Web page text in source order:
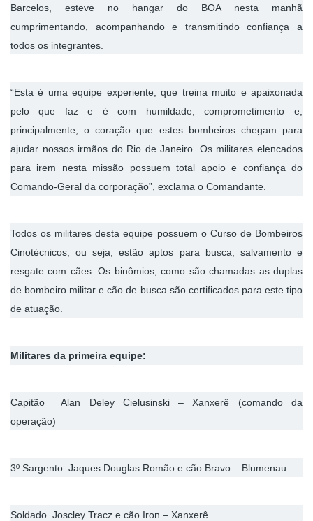
Barcelos, esteve no hangar do BOA nesta manhã
cumprimentando, acompanhando e transmitindo confiança a
todos os integrantes.
“Esta é uma equipe experiente, que treina muito e apaixonada
pelo que faz e é com humildade, comprometimento e,
principalmente, o coração que estes bombeiros chegam para
ajudar nossos irmãos do Rio de Janeiro. Os militares elencados
para irem nesta missão possuem total apoio e confiança do
Comando-Geral da corporação”, exclama o Comandante.
Todos os militares desta equipe possuem o Curso de Bombeiros
Cinotécnicos, ou seja, estão aptos para busca, salvamento e
resgate com cães. Os binômios, como são chamadas as duplas
de bombeiro militar e cão de busca são certificados para este tipo
de atuação.
Militares da primeira equipe:
Capitão Alan Deley Cielusinski – Xanxerê (comando da
operação)
3º Sargento Jaques Douglas Romão e cão Bravo – Blumenau
Soldado Joscley Tracz e cão Iron – Xanxerê